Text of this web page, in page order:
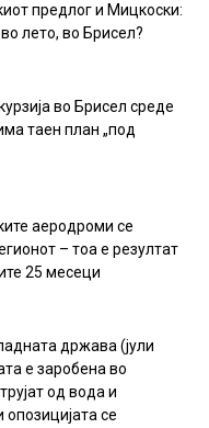
предлог и Мицкоски:
во лето, во Брисел?
во Брисел среде
таен план „под
аеродроми се
– тоа е резултат
25 месеци
држава (јули
е заробена во
од вода и
се